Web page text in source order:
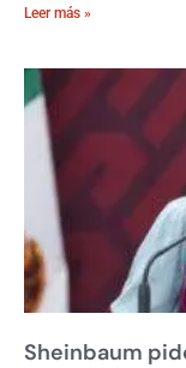
Leer más »
Sheinbaum